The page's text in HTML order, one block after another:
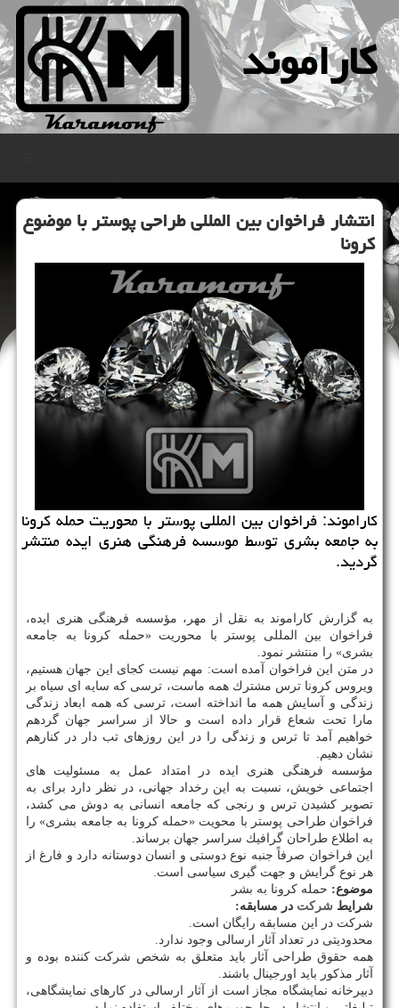
كاراموند
انتشار فراخوان بین المللی طراحی پوستر با موضوع
كرونا
كاراموند: فراخوان بین المللی پوستر با محوریت حمله كرونا
به جامعه بشری توسط موسسه فرهنگی هنری ایده منتشر
گردید.
به گزارش كاراموند به نقل از مهر، مؤسسه فرهنگی هنری ایده،
فراخوان بین المللی پوستر با محوریت «حمله كرونا به جامعه
بشری» را منتشر نمود.
در متن این فراخوان آمده است: مهم نیست كجای این جهان هستیم،
ویروس كرونا ترس مشترك همه ماست، ترسی كه سایه ای سیاه بر
زندگی و آسایش همه ما انداخته است، ترسی كه همه ابعاد زندگی
مارا تحت شعاع قرار داده است و حالا از سراسر جهان گردهم
خواهیم آمد تا ترس و زندگی را در این روزهای تب دار در كنارهم
نشان دهیم.
مؤسسه فرهنگی هنری ایده در امتداد عمل به مسئولیت های
اجتماعی خویش، نسبت به این رخداد جهانی، در نظر دارد برای به
تصویر كشیدن ترس و رنجی كه جامعه انسانی به دوش می كشد،
فراخوان طراحی پوستر با محویت «حمله كرونا به جامعه بشری» را
به اطلاع طراحان گرافیك سراسر جهان برساند.
این فراخوان صرفاً جنبه نوع دوستی و انسان دوستانه دارد و فارغ از
هر نوع گرایش و جهت گیری سیاسی است.
موضوع: حمله كرونا به بشر
شرایط شركت در مسابقه:
شركت در این مسابقه رایگان است.
محدودیتی در تعداد آثار ارسالی وجود ندارد.
همه حقوق طراحی آثار باید متعلق به شخص شركت كننده بوده و
آثار مذكور باید اورجینال باشند.
دبیرخانه نمایشگاه مجاز است از آثار ارسالی در كارهای نمایشگاهی،